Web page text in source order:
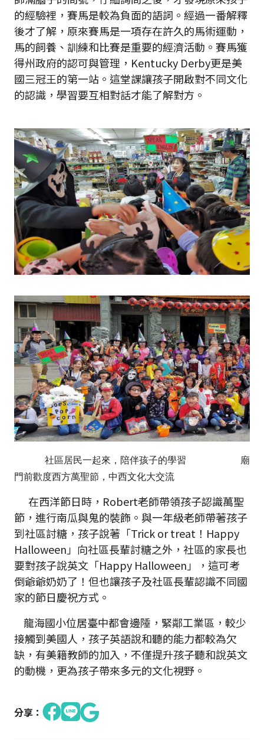
的經驗裡，賽馬是較為負面的語詞。經過一番解釋
後才了解，原來賽馬是一項存在許久的馬術運動，
馬的飼養、訓練和比賽是重要的經濟活動。賽馬獲
得州政府的認可與管理，Kentucky Derby更是美
國三冠王的第一站。這堂課讓孩子開啟對不同文化
的認識，學習要互相對話才能了解對方。
社區居民一起來，陪伴孩子的學習
廟
門前歡度西方萬聖節，中西文化大交流
在西洋節日時，Robert老師帶領孩子認識萬聖
節，進行南瓜與鬼的裝飾。與一年級老師帶著孩子
到社區討糖，孩子說著「Trick or treat！Happy
Halloween」向社區長輩討糖之外，社區的家長也
要對孩子說英文「Happy Halloween」，這可考
倒爺爺奶奶了！但也讓孩子及社區長輩認識不同國
家的節日慶祝方式。
龍海國小位居臺中都會邊陲，緊鄰工業區，較少
接觸到美國人，孩子英語說和聽的能力都較為欠
缺，有美籍教師的加入，不僅提升孩子聽和說英文
的動機，更為孩子帶來多元的文化視野。
分享：